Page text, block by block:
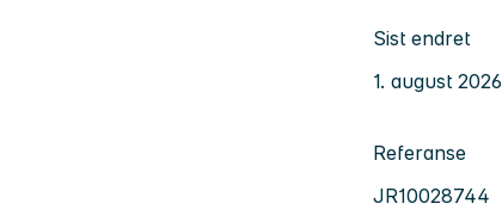
Sist endret
1. august 2026
Referanse
JR10028744